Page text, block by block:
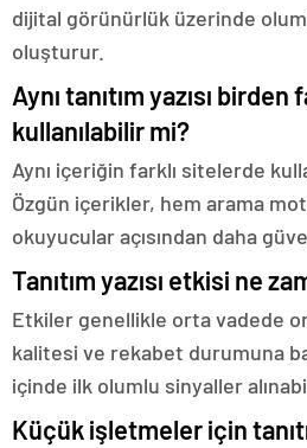
dijital görünürlük üzerinde
oluşturur.
Aynı tanıtım yazısı birden
kullanılabilir mi?
Aynı içeriğin farklı sitelerde
Özgün içerikler, hem arama
okuyucular açısından daha
Tanıtım yazısı etkisi ne
Etkiler genellikle orta vadede
kalitesi ve rekabet durumuna
içinde ilk olumlu sinyaller
Küçük işletmeler için